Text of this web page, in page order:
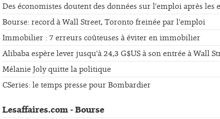
Des économistes doutent des données sur l'emploi après
Bourse: record à Wall Street, Toronto freinée par l'emploi
Immobilier : 7 erreurs coûteuses à éviter en immobilier
Alibaba espère lever jusqu'à 24,3 G$US à son entrée à Wall
Mélanie Joly quitte la politique
CSeries: le temps presse pour Bombardier
Lesaffaires.com - Bourse